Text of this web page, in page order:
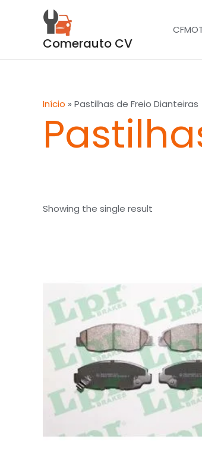
Comerauto CV
Início » Pastilhas de Freio Dianteiras
Showing the single result